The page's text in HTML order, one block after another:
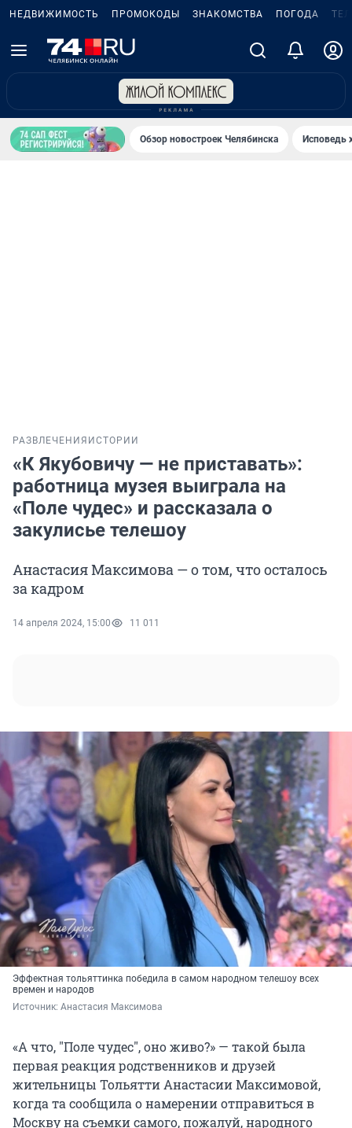
НЕДВИЖИМОСТЬ ПРОМОКОДЫ ЗНАКОМСТВА ПОГОДА
Обзор новостроек Челябинска Исповедь
РАЗВЛЕЧЕНИЯ ИСТОРИИ
«К Якубовичу — не приставать»:
работница музея выиграла на
«Поле чудес» и рассказала о
закулисье телешоу
Анастасия Максимова — о том, что осталось
за кадром
14 апреля 2024, 15:00 11 011
Эффектная тольяттинка победила в самом народном телешоу всех
времен и народов
Источник: Анастасия Максимова
«А что, "Поле чудес", оно живо?» — такой была
первая реакция родственников и друзей
жительницы Тольятти Анастасии Максимовой,
когда та сообщила о намерении отправиться в
Москву на съемки самого, пожалуй, народного